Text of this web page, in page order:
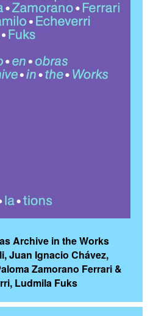
Archive in the Works
Juan Ignacio Chávez,
Zamorano Ferrari &
Ludmila Fuks